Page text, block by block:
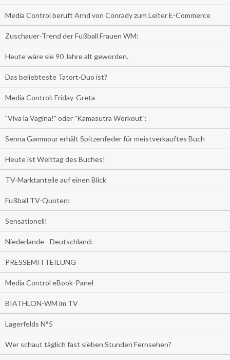
Media Control beruft Arnd von Conrady zum Leiter E-Commerce
Zuschauer-Trend der Fußball Frauen WM:
Heute wäre sie 90 Jahre alt geworden.
Das beliebteste Tatort-Duo ist?
Media Control: Friday-Greta
"Viva la Vagina!" oder "Kamasutra Workout":
Senna Gammour erhält Spitzenfeder für meistverkauftes Buch
Heute ist Welttag des Buches!
TV-Marktanteile auf einen Blick
Fußball TV-Quoten:
Sensationell!
Niederlande - Deutschland:
PRESSEMITTEILUNG
Media Control eBook-Panel
BIATHLON-WM im TV
Lagerfelds N°5
Wer schaut täglich fast sieben Stunden Fernsehen?